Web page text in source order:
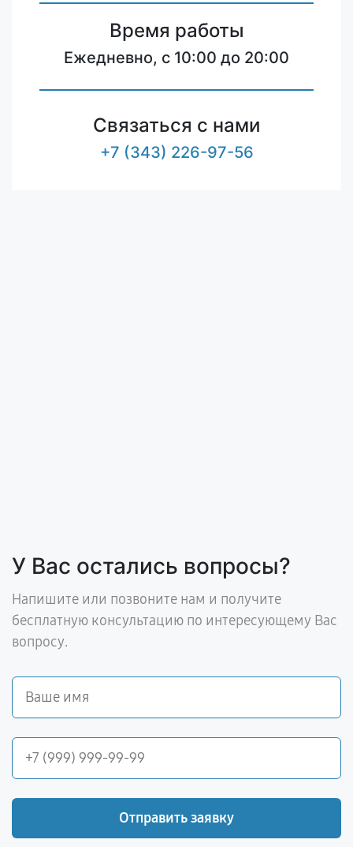
Время работы
Ежедневно, с 10:00 до 20:00
Связаться с нами
+7 (343) 226-97-56
У Вас остались вопросы?
Напишите или позвоните нам и получите
бесплатную консультацию по интересующему Вас
вопросу.
Отправить заявку